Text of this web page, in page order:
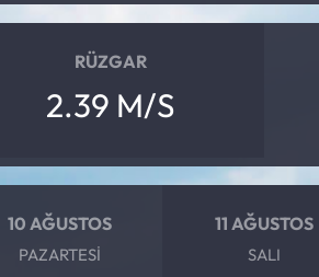
RÜZGAR
2.39 M/S
10 AĞUSTOS
PAZARTESI
11 AĞUSTOS
SALI